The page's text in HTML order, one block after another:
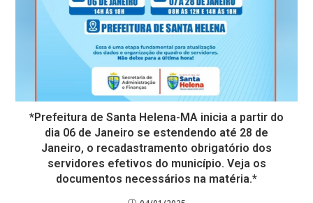
*Prefeitura de Santa Helena-MA inicia a partir do
dia 06 de Janeiro se estendendo até 28 de
Janeiro, o recadastramento obrigatório dos
servidores efetivos do município. Veja os
documentos necessários na matéria.*